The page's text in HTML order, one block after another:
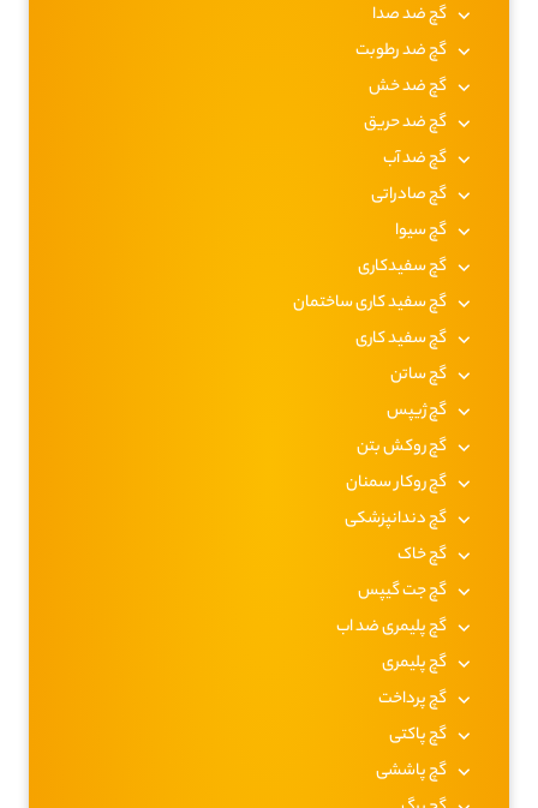
گچ ضد صدا
گچ ضد رطوبت
گچ ضد خش
گچ ضد حریق
گچ ضد آب
گچ صادراتی
گچ سیوا
گچ سفیدکاری
گچ سفید کاری ساختمان
گچ سفید کاری
گچ ساتن
گچ ژیپس
گچ روکش بتن
گچ روکار سمنان
گچ دندانپزشکی
گچ خاک
گچ جت گیپس
گچ پلیمری ضد اب
گچ پلیمری
گچ پرداخت
گچ پاکتی
گچ پاششی